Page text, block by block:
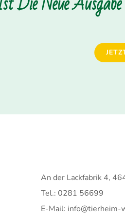
An der Lackfabrik 4,
Tel.: 0281 56699
E-Mail: info@tierheim-